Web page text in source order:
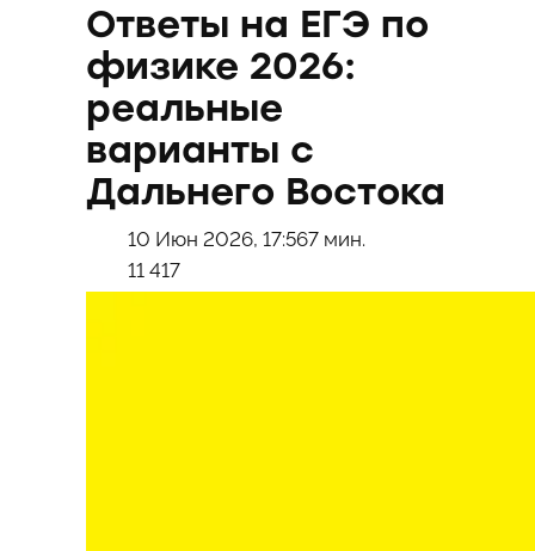
Ответы на ЕГЭ по
физике 2026:
реальные
варианты с
Дальнего Востока
10 Июн 2026, 17:567 мин.
11 417